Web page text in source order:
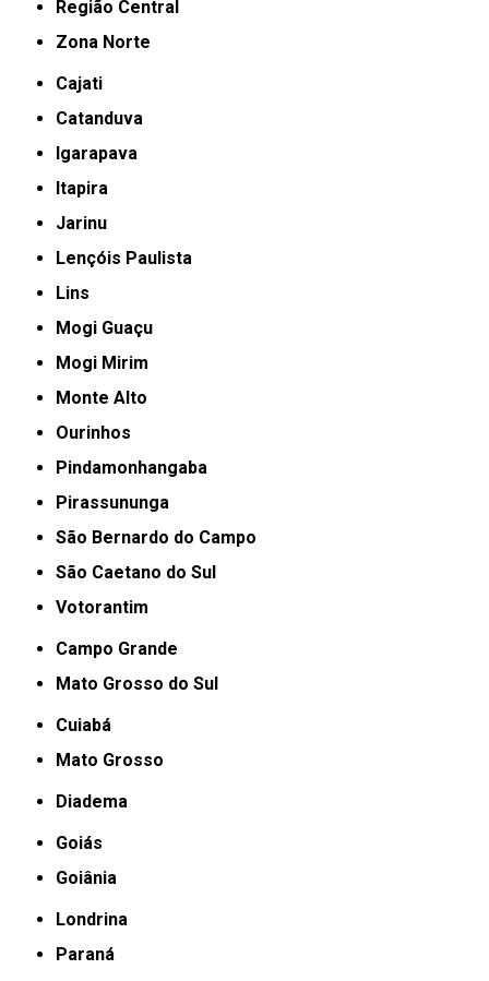
Região Central
Zona Norte
Cajati
Catanduva
Igarapava
Itapira
Jarinu
Lençóis Paulista
Lins
Mogi Guaçu
Mogi Mirim
Monte Alto
Ourinhos
Pindamonhangaba
Pirassununga
São Bernardo do Campo
São Caetano do Sul
Votorantim
Campo Grande
Mato Grosso do Sul
Cuiabá
Mato Grosso
Diadema
Goiás
Goiânia
Londrina
Paraná